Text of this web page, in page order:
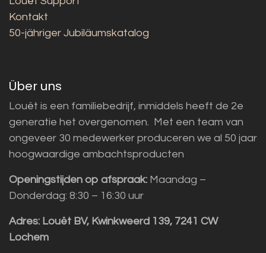
Kontakt
50-jähriger Jubiläumskatalog
Über uns
Louët is een familiebedrijf, inmiddels heeft de 2e
generatie het overgenomen. Met een team van
ongeveer 30 medewerker produceren we al 50 jaar
hoogwaardige ambachtsproducten
Openingstijden op afspraak: Maandag –
Donderdag: 8:30 – 16:30 uur
Adres: Louët BV, Kwinkweerd 139, 7241 CW
Lochem